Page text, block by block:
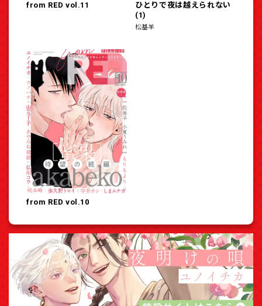
from RED vol.11
ひとりで夜は越えられない
(1)
松基羊
from RED vol.10